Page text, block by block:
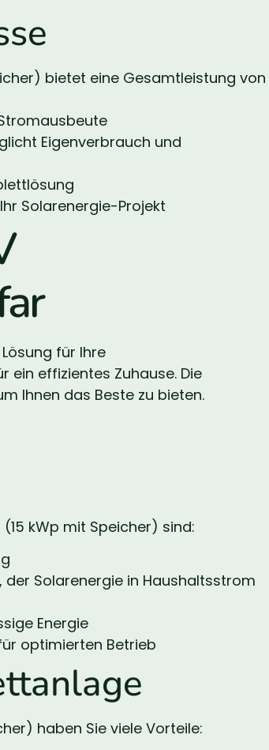
bietet eine Gesamtleistung von
Eigenverbrauch und
Solarenergie-Projekt
für Ihre
ein effizientes Zuhause. Die
Ihnen das Beste zu bieten.
kWp mit Speicher) sind:
Solarenergie in Haushaltsstrom
Energie
optimierten Betrieb
haben Sie viele Vorteile: